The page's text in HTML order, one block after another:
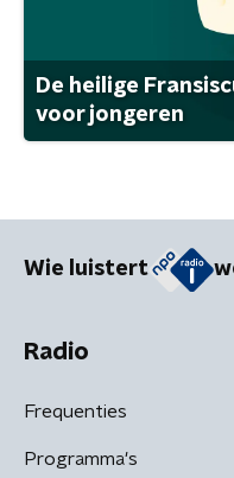
De heilige
voor jongeren
Wie luistert
Radio
Frequenties
Programma's